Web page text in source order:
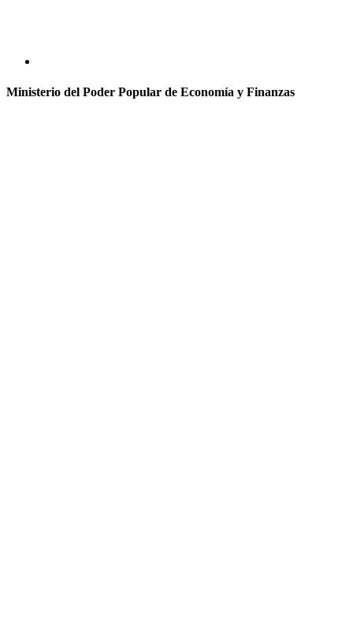
Ministerio del Poder Popular de Economía y Finanzas